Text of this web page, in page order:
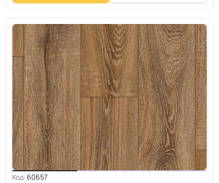
Код: 60657